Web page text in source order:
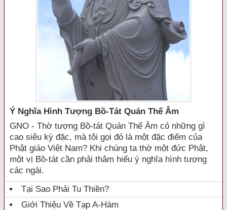
Ý Nghĩa Hình Tượng Bồ-Tát Quán Thế Âm
GNO - Thờ tượng Bồ-tát Quán Thế Âm có những gì
cao siêu kỳ đặc, mà tôi gọi đó là một đặc điểm của
Phật giáo Việt Nam? Khi chúng ta thờ một đức Phật,
một vị Bồ-tát cần phải thâm hiểu ý nghĩa hình tượng
các ngài.
Tại Sao Phải Tu Thiền?
Giới Thiệu Về Tạp A-Hàm